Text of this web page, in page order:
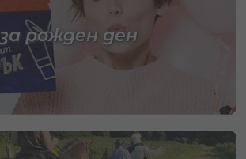
за рожден ден